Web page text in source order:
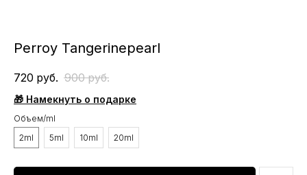
Perroy Tangerinepearl
720 руб. 900 руб.
🎁 Намекнуть о подарке
Объем/ml
2ml
5ml 10ml 20ml